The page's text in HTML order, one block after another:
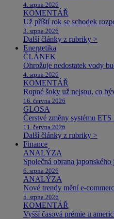
4. srpna 2026
KOMENTÁŘ
Už příští rok se schodek
3. srpna 2026
Další články z rubriky >
Energetika
ČLÁNEK
Ohrožuje nedostatek vody
4. srpna 2026
KOMENTÁŘ
Ropné šoky už nejsou, co
16. června 2026
GLOSA
Čerstvé změny systému
11. června 2026
Další články z rubriky >
Finance
ANALÝZA
Společná obrana
6. srpna 2026
ANALÝZA
Nové trendy mění e-
5. srpna 2026
KOMENTÁŘ
Vyšší časová prémie u